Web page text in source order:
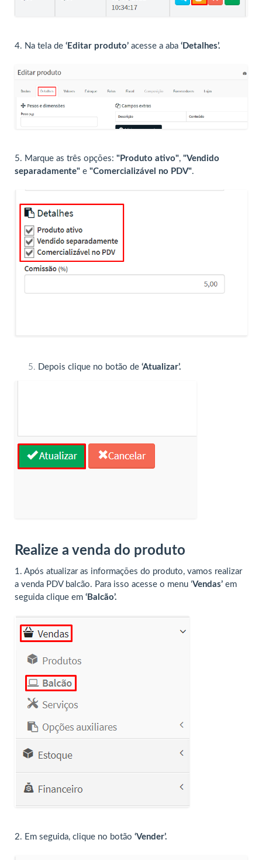
4. Na tela de ‘Editar produto’ acesse a aba ‘Detalhes’.
5. Marque as três opções: "Produto ativo", "Vendido
separadamente" e "Comercializável no PDV".
Depois clique no botão de ‘Atualizar’.
Realize a venda do produto
1. Após atualizar as informações do produto, vamos realizar
a venda PDV balcão. Para isso acesse o menu ‘Vendas’ em
seguida clique em ‘Balcão’.
2. Em seguida, clique no botão ‘Vender’.